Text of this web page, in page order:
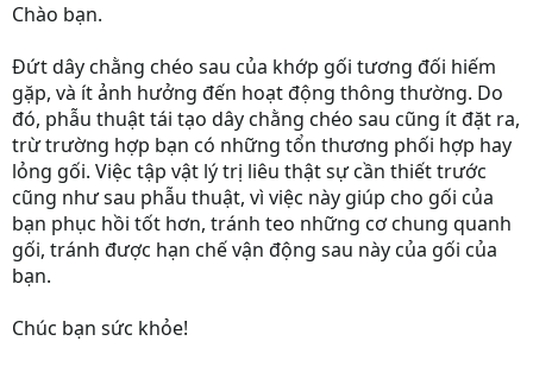
Chào bạn.
Đứt dây chằng chéo sau của khớp gối tương đối hiếm
gặp, và ít ảnh hưởng đến hoạt động thông thường. Do
đó, phẫu thuật tái tạo dây chằng chéo sau cũng ít đặt ra,
trừ trường hợp bạn có những tổn thương phối hợp hay
lỏng gối. Việc tập vật lý trị liêu thật sự cần thiết trước
cũng như sau phẫu thuật, vì việc này giúp cho gối của
bạn phục hồi tốt hơn, tránh teo những cơ chung quanh
gối, tránh được hạn chế vận động sau này của gối của
bạn.
Chúc bạn sức khỏe!